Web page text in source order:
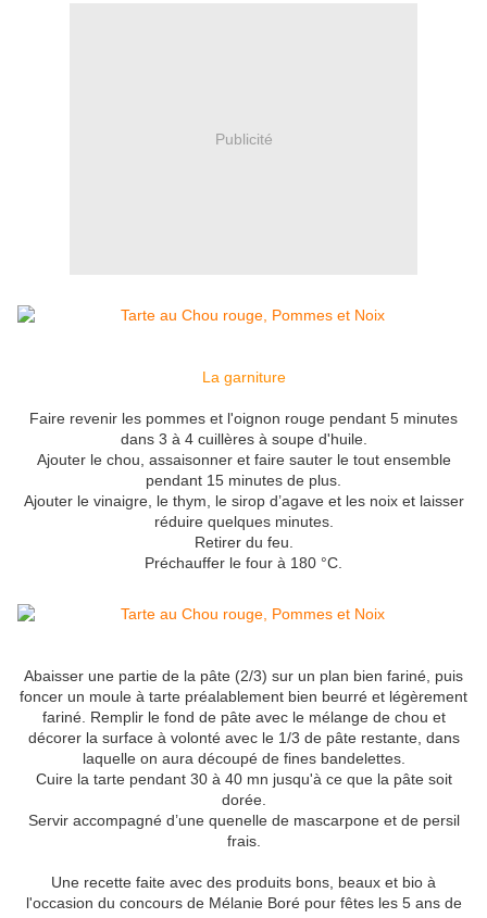
Publicité
La garniture
Faire revenir les pommes et l'oignon rouge pendant 5 minutes
dans 3 à 4 cuillères à soupe d'huile.
Ajouter le chou, assaisonner et faire sauter le tout ensemble
pendant 15 minutes de plus.
Ajouter le vinaigre, le thym, le sirop d’agave et les noix et laisser
réduire quelques minutes.
Retirer du feu.
Préchauffer le four à 180 °C.
Abaisser une partie de la pâte (2/3) sur un plan bien fariné, puis
foncer un moule à tarte préalablement bien beurré et légèrement
fariné. Remplir le fond de pâte avec le mélange de chou et
décorer la surface à volonté avec le 1/3 de pâte restante, dans
laquelle on aura découpé de fines bandelettes.
Cuire la tarte pendant 30 à 40 mn jusqu'à ce que la pâte soit
dorée.
Servir accompagné d’une quenelle de mascarpone et de persil
frais.
Une recette faite avec des produits bons, beaux et bio à
l'occasion du concours de Mélanie Boré pour fêtes les 5 ans de